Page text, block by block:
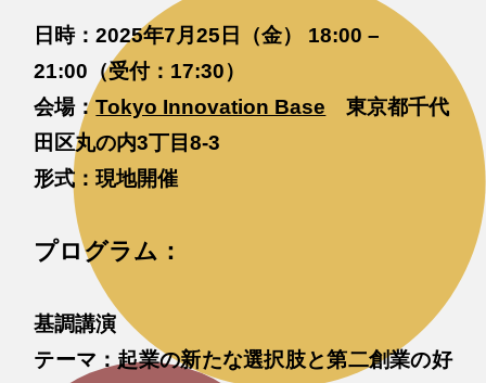
日時：2025年7月25日（金） 18:00 –
21:00（受付：17:30）
会場：Tokyo Innovation Base 東京都千代
田区丸の内3丁目8-3
形式：現地開催
プログラム：
基調講演
テーマ：起業の新たな選択肢と第二創業の好